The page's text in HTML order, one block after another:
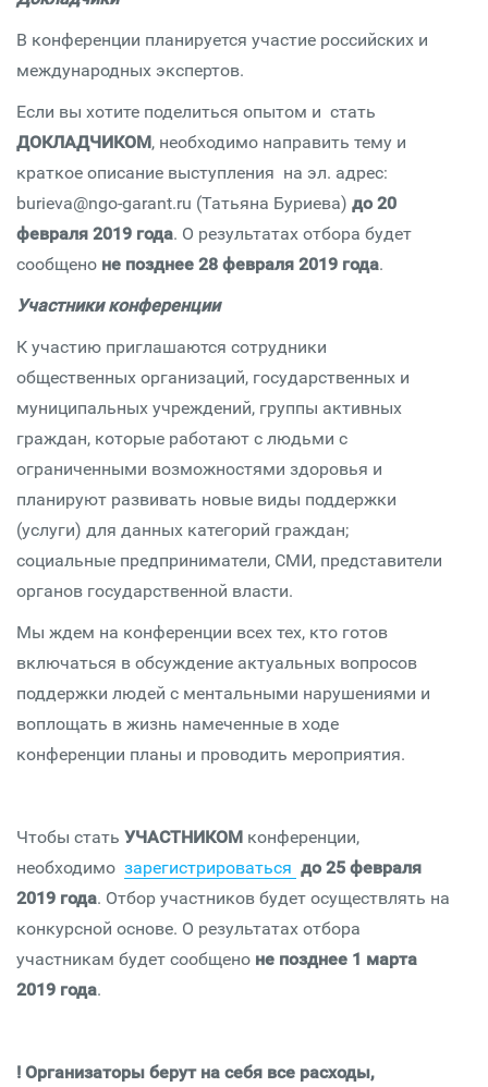
В конференции планируется участие российских и
международных экспертов.
Если вы хотите поделиться опытом и стать
ДОКЛАДЧИКОМ, необходимо направить тему и
краткое описание выступления на эл. адрес:
burieva@ngo-garant.ru (Татьяна Буриева) до 20
февраля 2019 года. О результатах отбора будет
сообщено не позднее 28 февраля 2019 года.
Участники конференции
К участию приглашаются сотрудники
общественных организаций, государственных и
муниципальных учреждений, группы активных
граждан, которые работают с людьми с
ограниченными возможностями здоровья и
планируют развивать новые виды поддержки
(услуги) для данных категорий граждан;
социальные предприниматели, СМИ, представители
органов государственной власти.
Мы ждем на конференции всех тех, кто готов
включаться в обсуждение актуальных вопросов
поддержки людей с ментальными нарушениями и
воплощать в жизнь намеченные в ходе
конференции планы и проводить мероприятия.
Чтобы стать УЧАСТНИКОМ конференции,
необходимо зарегистрироваться до 25 февраля
2019 года. Отбор участников будет осуществлять на
конкурсной основе. О результатах отбора
участникам будет сообщено не позднее 1 марта
2019 года.
! Организаторы берут на себя все расходы,